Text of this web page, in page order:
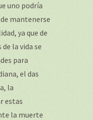
uno podría
mantenerse
ya que de
la vida se
para
el das
la
estas
la muerte